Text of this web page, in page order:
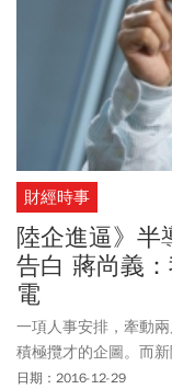
財經時事
陸企進逼》半
告白 蔣尚義
電
一項人事安排，牽動
積極攬才的企圖。而
他如何做出這項重大決
日期：2016-12-29